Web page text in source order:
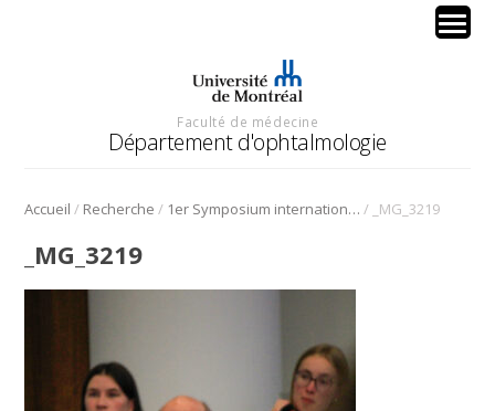
Faculté de médecine
Département d'ophtalmologie
Accueil / Recherche / 1er Symposium international en médecine régénérative de la cornée / _MG_3219
_MG_3219